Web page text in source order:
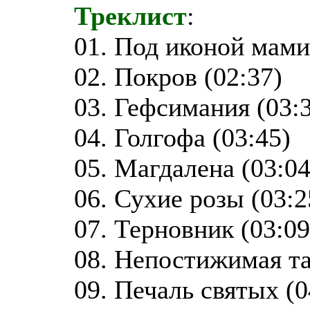
Треклист:
01. Под иконой
02. Покров (02:37)
03. Гефсимания
04. Голгофа (03:45)
05. Магдалена
06. Сухие розы
07. Терновник
08. Непостижимая
09. Печаль святых